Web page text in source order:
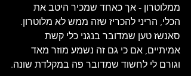
ממלוטרון - אך כאחד שמכיר היטב את
הכלי, הריני להכריז שזה ממש לא מלוטרון.
סאנשז טען שמדובר בנגני כלי קשת
אמיתיים, אם כי גם זה נשמע מוזר מאד
וגורם לי לחשוד שמדובר פה במקלדת שונה.